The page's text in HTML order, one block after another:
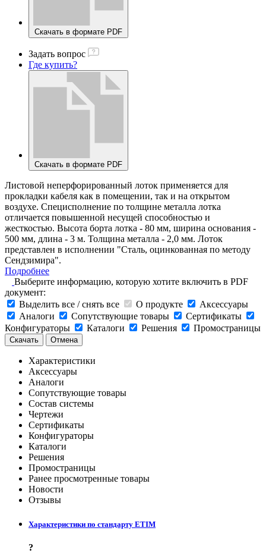
Скачать в формате PDF
Задать вопрос
Где купить?
Скачать в формате PDF
Листовой неперфорированный лоток применяется для
прокладки кабеля как в помещении, так и на открытом
воздухе. Специсполнение по толщине металла лотка
отличается повышенной несущей способностью и
жесткостью. Высота борта лотка - 80 мм, ширина основания -
500 мм, длина - 3 м. Толщина металла - 2,0 мм. Лоток
представлен в исполнении "Сталь, оцинкованная по методу
Сендзимира".
Подробнее
Выберите информацию, которую хотите включить в PDF
документ:
Выделить все / снять все
О продукте
Аксессуары
Аналоги
Сопутствующие товары
Сертификаты
Конфигураторы
Каталоги Решения Промостраницы
Скачать Отмена
Характеристики
Аксессуары
Аналоги
Сопутствующие товары
Состав системы
Чертежи
Сертификаты
Конфигураторы
Каталоги
Решения
Промостраницы
Ранее просмотренные товары
Новости
Отзывы
Характеристики по стандарту ETIM
?